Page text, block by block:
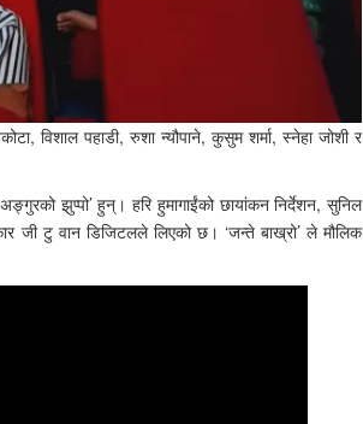
विशाल पहाडी, रुशा न्यौपाने, कुसुम शर्मा, स्नेहा जोशी र
झुप्पो’ हुन्। हरि हुमागाईंको छायांकन निर्देशन, सुनिल
जी टु वान डिजिटलले लिएको छ। ‘जन्ते बाख्रो’ ले मौलिक